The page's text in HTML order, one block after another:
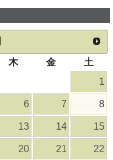
木 金
土
1
6 7 8
13 14 15
20 21 22